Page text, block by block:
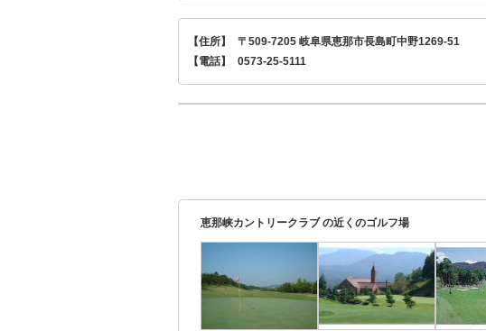
【住所】
〒509-7205 岐阜県恵那市長島町中野1269-51
【電話】
0573-25-5111
恵那峡カントリークラブ の近くのゴルフ場